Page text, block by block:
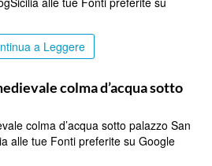
a Leggere
colma d’acqua sotto
colma d’acqua sotto palazzo San
alle tue Fonti preferite su Google